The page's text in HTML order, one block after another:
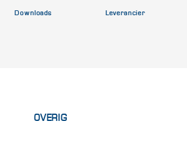
Downloads Leverancier
OVERIG